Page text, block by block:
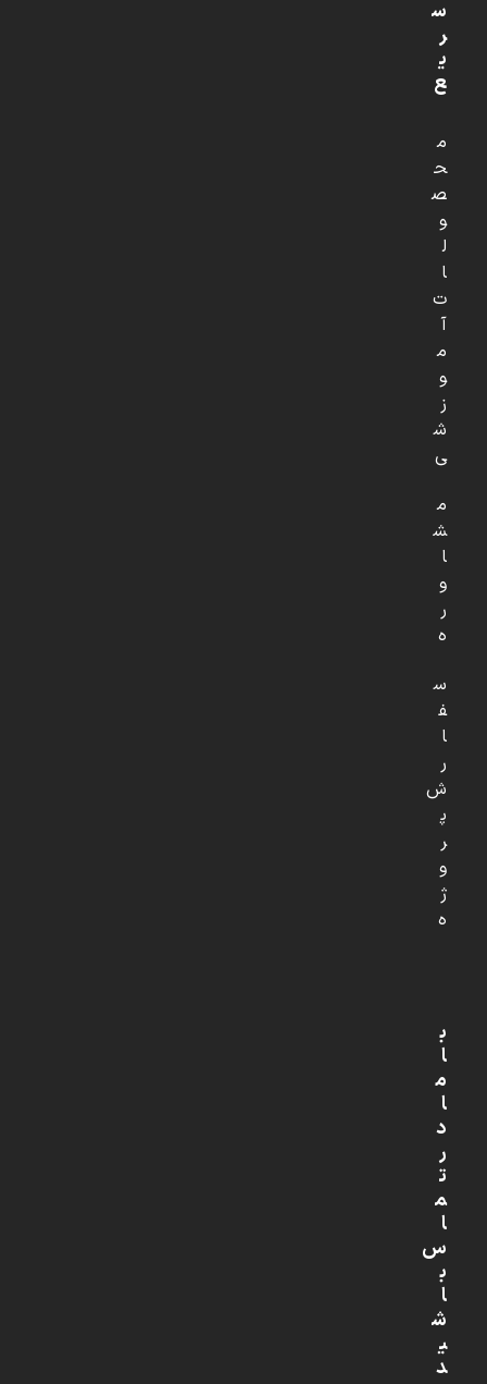
س
ر
ی
ع
م
ح
ص
و
ل
ا
ت
آ
م
و
ز
ش
ی
م
ش
ا
و
ر
ه
س
ف
ا
ر
ش
پ
ر
و
ژ
ه
ب
ا
م
ا
د
ر
ت
م
ا
س
ب
ا
ش
ی
د